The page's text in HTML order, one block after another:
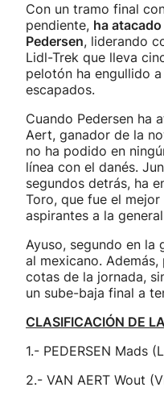
Con un tramo final
pendiente, ha
Pedersen, liderando
Lidl-Trek que lleva
pelotón ha engullido
escapados.
Cuando Pedersen ha
Aert, ganador de la
no ha podido en
línea con el danés.
segundos detrás, ha
Toro, que fue el
aspirantes a la
Ayuso, segundo en la
al mexicano.
cotas de la jornada,
un sube-baja final a
CLASIFICACIÓN DE
1.- PEDERSEN Mads
2.- VAN AERT Wout